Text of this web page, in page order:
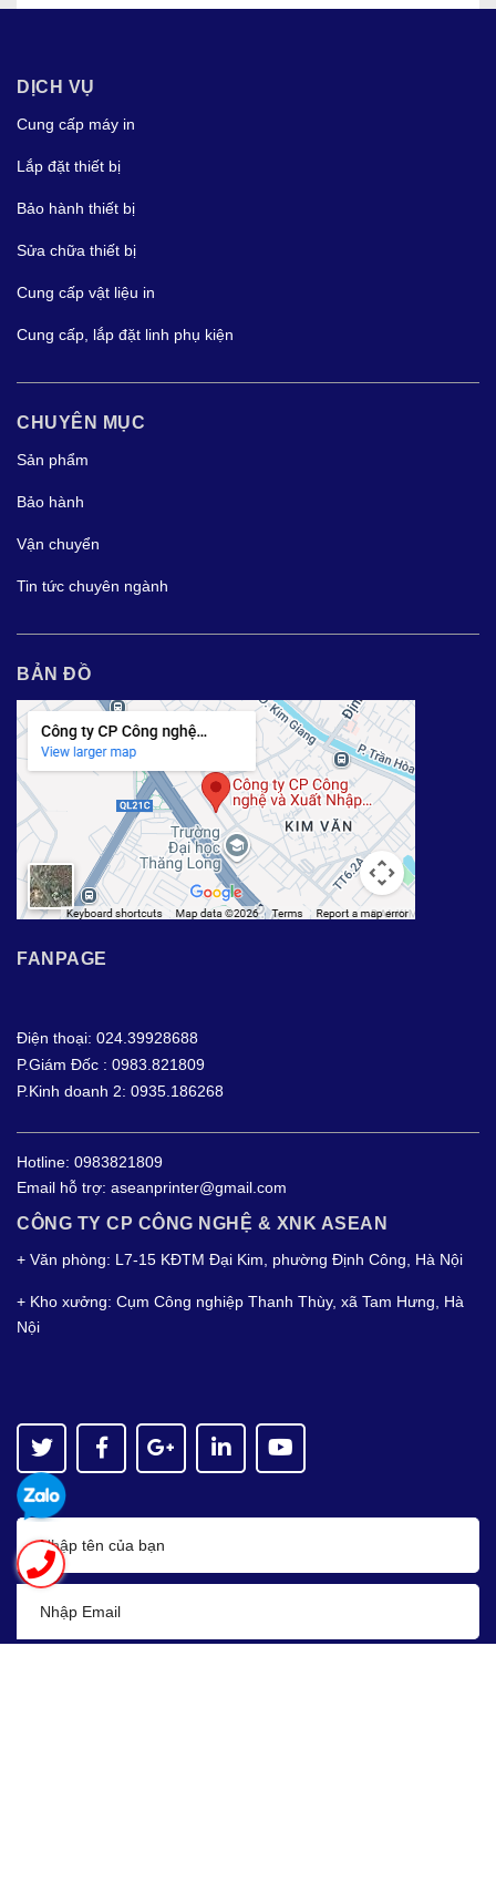
DỊCH VỤ
Cung cấp máy in
Lắp đặt thiết bị
Bảo hành thiết bị
Sửa chữa thiết bị
Cung cấp vật liệu in
Cung cấp, lắp đặt linh phụ kiện
CHUYÊN MỤC
Sản phẩm
Bảo hành
Vận chuyển
Tin tức chuyên ngành
BẢN ĐỒ
FANPAGE
Điện thoại: 024.39928688
P.Giám Đốc : 0983.821809
P.Kinh doanh 2: 0935.186268
Hotline: 0983821809
Email hỗ trợ: aseanprinter@gmail.com
CÔNG TY CP CÔNG NGHỆ & XNK ASEAN
+ Văn phòng: L7-15 KĐTM Đại Kim, phường Định Công, Hà Nội
+ Kho xưởng: Cụm Công nghiệp Thanh Thùy, xã Tam Hưng, Hà
Nội